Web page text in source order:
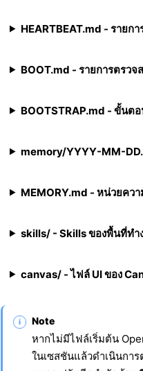
HEARTBEAT.md - รายก
BOOT.md - รายการตรวจ
BOOTSTRAP.md - ขั้นต
memory/YYYY-MM-
MEMORY.md - หน่วยคว
skills/ - Skills ของพื้นที่ทำ
canvas/ - ไฟล์ UI ของ
Note
หากไม่มีไฟล์เริ่มต้น
ในเซสชันแล้วดำเนินกา